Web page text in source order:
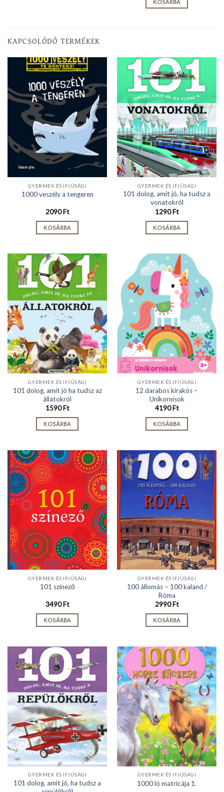
KOSÁRBA
KAPCSOLÓDÓ TERMÉKEK
GYERMEK ÉS IFJÚSÁGI
1000 veszély a tengeren
2090Ft
KOSÁRBA
GYERMEK ÉS IFJÚSÁGI
101 dolog, amit jó, ha tudsz a
vonatokról
1290Ft
KOSÁRBA
GYERMEK ÉS IFJÚSÁGI
101 dolog, amit jó ha tudsz az
állatokról
1590Ft
KOSÁRBA
GYERMEK ÉS IFJÚSÁGI
12 darabos kirakós –
Unikornisok
4190Ft
KOSÁRBA
GYERMEK ÉS IFJÚSÁGI
101 színező
3490Ft
KOSÁRBA
GYERMEK ÉS IFJÚSÁGI
100 állomás – 100 kaland /
Róma
2990Ft
KOSÁRBA
GYERMEK ÉS IFJÚSÁGI
101 dolog, amit jó, ha tudsz a
GYERMEK ÉS IFJÚSÁGI
1000 ló matricája 1.